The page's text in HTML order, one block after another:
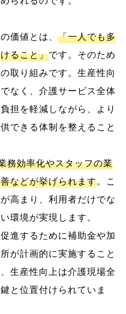
価値とは、 「一人でも多
ること」です。そのため
取り組みです。生産性向
なく、介護サービス全体
担を軽減しながら、より
できる体制を整えること
務効率化やスタッフの業
などが挙げられます。こ
高まり、利用者だけでな
環境が実現します。
進するために補助金や加
が計画的に実施すること
生産性向上は介護現場全
と位置付けられていま